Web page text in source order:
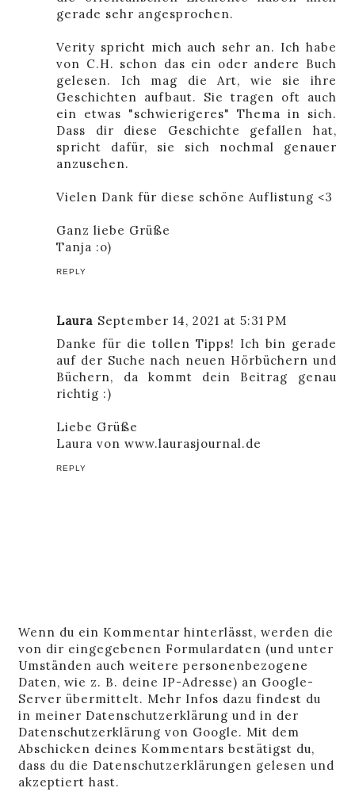
gerade sehr angesprochen.
Verity spricht mich auch sehr an. Ich habe
von C.H. schon das ein oder andere Buch
gelesen. Ich mag die Art, wie sie ihre
Geschichten aufbaut. Sie tragen oft auch
ein etwas "schwierigeres" Thema in sich.
Dass dir diese Geschichte gefallen hat,
spricht dafür, sie sich nochmal genauer
anzusehen.
Vielen Dank für diese schöne Auflistung <3
Ganz liebe Grüße
Tanja :o)
REPLY
Laura September 14, 2021 at 5:31 PM
Danke für die tollen Tipps! Ich bin gerade
auf der Suche nach neuen Hörbüchern und
Büchern, da kommt dein Beitrag genau
richtig :)
Liebe Grüße
Laura von www.laurasjournal.de
REPLY
Wenn du ein Kommentar hinterlässt, werden die
von dir eingegebenen Formulardaten (und unter
Umständen auch weitere personenbezogene
Daten, wie z. B. deine IP-Adresse) an Google-
Server übermittelt. Mehr Infos dazu findest du
in meiner Datenschutzerklärung und in der
Datenschutzerklärung von Google. Mit dem
Abschicken deines Kommentars bestätigst du,
dass du die Datenschutzerklärungen gelesen und
akzeptiert hast.